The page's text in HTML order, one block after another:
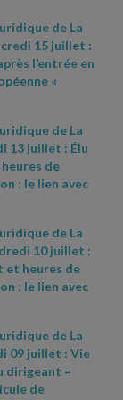
:
coupable de
à l’écran
2026 relative
dgccrf/
- le
- pratiques-
de La
15 juillet :
l’entrée en
«
accident
lettre de
:-
dgccrf/
- de- la-
- Cass. soc. 3
de La
13 juillet : Élu
de
: le lien avec
pour les
:-
ministère de
n° 850-
de La
10 juillet :
et heures de
: le lien avec
pour les
:- Cass. soc. 28
- Cass. com., 20
de La
09 juillet : Vie
dirigeant =
de